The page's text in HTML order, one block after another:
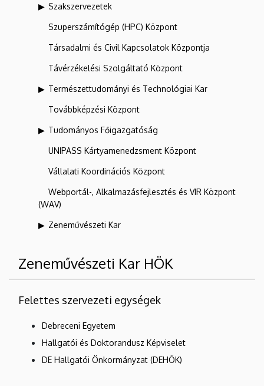
Szakszervezetek
Szuperszámítógép (HPC) Központ
Társadalmi és Civil Kapcsolatok Központja
Távérzékelési Szolgáltató Központ
Természettudományi és Technológiai Kar
Továbbképzési Központ
Tudományos Főigazgatóság
UNIPASS Kártyamenedzsment Központ
Vállalati Koordinációs Központ
Webportál-, Alkalmazásfejlesztés és VIR Központ
(WAV)
Zeneművészeti Kar
Zeneművészeti Kar HÖK
Felettes szervezeti egységek
Debreceni Egyetem
Hallgatói és Doktorandusz Képviselet
DE Hallgatói Önkormányzat (DEHÖK)